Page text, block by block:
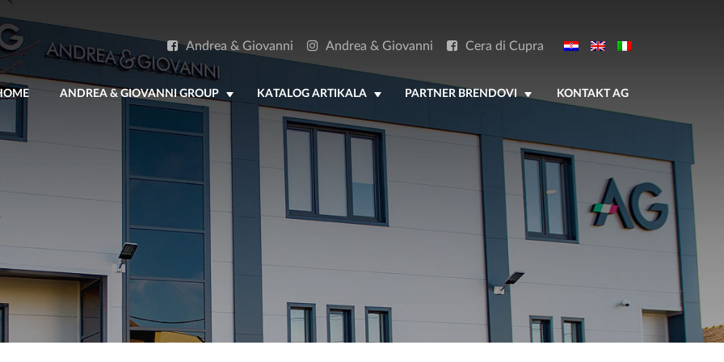
Andrea & Giovanni Andrea & Giovanni Cera di Cupra
ANDREA & GIOVANNI GROUP KATALOG ARTIKALA PARTNER BRENDOVI KONTAKT AG